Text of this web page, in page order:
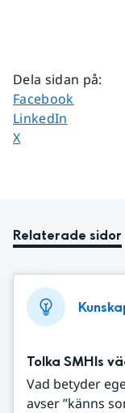
Dela sidan på:
Dela sidan på
Facebook
Dela sidan på
LinkedIn
Dela sidan på
X
Relaterade sidor
Tolka SMHIs
Vad betyder
avser ”känns